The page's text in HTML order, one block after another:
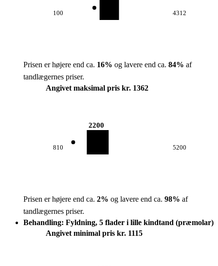
100 4312
Prisen er højere end ca. 16% og lavere end ca. 84% af
tandlægernes priser.
Angivet maksimal pris kr. 1362
810
2200
5200
Prisen er højere end ca. 2% og lavere end ca. 98% af
tandlægernes priser.
Behandling: Fyldning, 5 flader i lille kindtand (præmolar)
Angivet minimal pris kr. 1115